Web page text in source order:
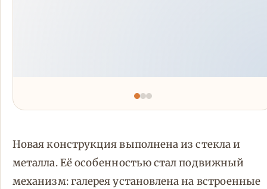
Новая конструкция выполнена из стекла и
металла. Её особенностью стал подвижный
механизм: галерея установлена на встроенные